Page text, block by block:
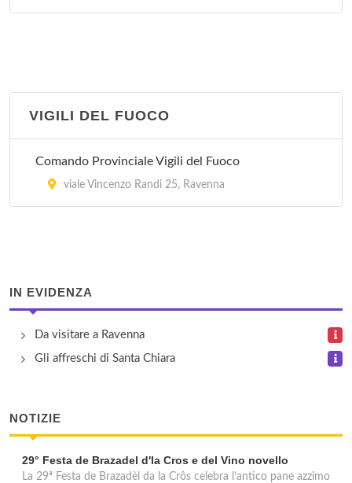
via Romea Sud 87, Ravenna
VIGILI DEL FUOCO
Comando Provinciale Vigili del Fuoco
viale Vincenzo Randi 25, Ravenna
IN EVIDENZA
Da visitare a Ravenna
Gli affreschi di Santa Chiara
NOTIZIE
29° Festa de Brazadel d'la Cros e del Vino novello
La 29ª Festa de Brazadèl da la Crôs celebra l’antico pane azzimo